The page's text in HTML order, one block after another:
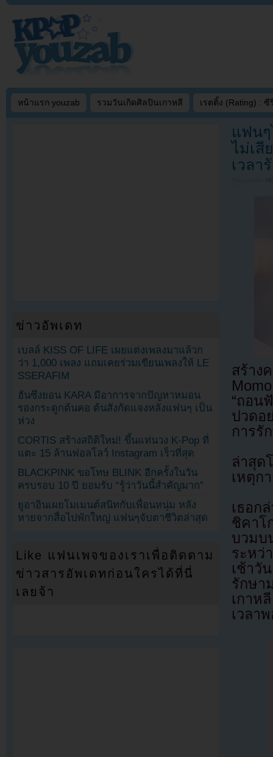
หน้าแรก youzab รวมวันเกิดศิลปินเกาหลี เรตติ้ง (Rating) : ซี
แฟนๆ
ไม่เสี
เวลา
สร้า
“ถอน
ปวดอ
การรั
ล่าสุด
เหตุก
เธอ
ชิคาโ
บวมบ
ระหว่
เช้า
รักษ
เกา
เวลา
ข่าวอัพเดท
เบลล์ KISS OF LIFE เผยแต่งเพลงมาแล้วก
ว่า 1,000 เพลง แถมเคยร่วมเขียนเพลงให้ LE
SSERAFIM
ฮันซึงยอน KARA มีอาการจากปัญหาหมอน
รองกระดูกต้นคอ ต้นสังกัดแจงหลังแฟนๆ เป็น
ห่วง
CORTIS สร้างสถิติใหม่! ขึ้นแท่นวง K-Pop ที่
แตะ 15 ล้านฟอลโลว์ Instagram เร็วที่สุด
BLACKPINK ขอโทษ BLINK อีกครั้งในวัน
ครบรอบ 10 ปี ยอมรับ “รู้ว่าวันนี้สำคัญมาก”
ยูอาอินเผยโมเมนต์สนิทกับเพื่อนหนุ่ม หลัง
หายจากสื่อไปพักใหญ่ แฟนๆจับตาชีวิตล่าสุด
Like แฟนเพจของเราเพื่อติดตาม
ข่าวสารอัพเดทก่อนใครได้ที่นี่
เลยจ้า